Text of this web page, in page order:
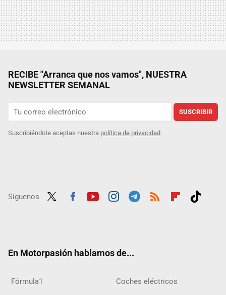
RECIBE "Arranca que nos vamos", NUESTRA
NEWSLETTER SEMANAL
SUSCRIBIR
Suscribiéndote aceptas nuestra política de privacidad
Síguenos
En Motorpasión hablamos de...
Fórmula1 Coches eléctricos